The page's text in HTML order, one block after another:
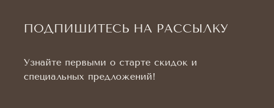
ПОДПИШИТЕСЬ НА РАССЫЛКУ
Узнайте первыми о старте скидок и
специальных предложений!